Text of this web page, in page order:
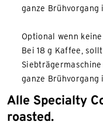
ganze Brühvorgang
Optional wenn
Bei 18 g Kaffee,
ganze Brühvorgang
Alle Specialty
roasted.
Ende der Auflistung